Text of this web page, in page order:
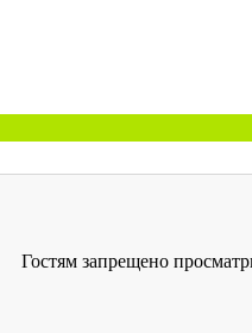
Гостям запрещено